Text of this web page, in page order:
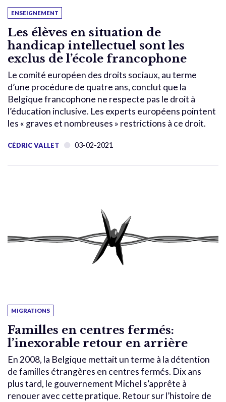
ENSEIGNEMENT
Les élèves en situation de
handicap intellectuel sont les
exclus de l’école francophone
Le comité européen des droits sociaux, au terme
d’une procédure de quatre ans, conclut que la
Belgique francophone ne respecte pas le droit à
l’éducation inclusive. Les experts européens pointent
les « graves et nombreuses » restrictions à ce droit.
CÉDRIC VALLET 03-02-2021
MIGRATIONS
Familles en centres fermés:
l’inexorable retour en arrière
En 2008, la Belgique mettait un terme à la détention
de familles étrangères en centres fermés. Dix ans
plus tard, le gouvernement Michel s’apprête à
renouer avec cette pratique. Retour sur l’histoire de